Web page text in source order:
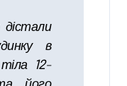
дістали
в
12-